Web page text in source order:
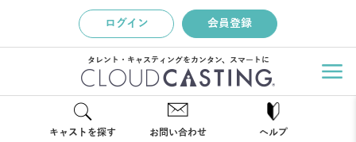
ログイン 会員登録
タレント・キャスティングをカンタン、スマートに
キャストを探す お問い合わせ ヘルプ